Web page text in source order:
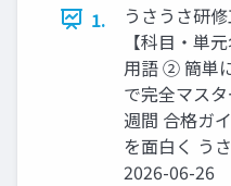
1.
うさうさ研
【科目・単
用語 ② 簡単
で完全マス
週間 合格ガ
を面白く う
2026-06-26